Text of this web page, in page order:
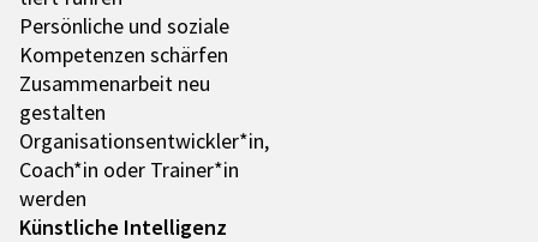
Persön­li­che und soziale
Kompe­ten­zen schär­fen
Zusam­men­ar­beit neu
gestal­ten
Organisationsentwickler*in,
Coach*in oder Trainer*in
werden
Künst­li­che Intel­li­genz